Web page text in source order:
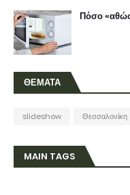
Πόσο
ΘΕΜΑΤΑ
slideshow Θεσσαλονίκη
MAIN TAGS